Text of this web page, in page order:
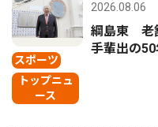
スポーツ
トップニュ
ース
2026.08.06
綱島東 老
手輩出の